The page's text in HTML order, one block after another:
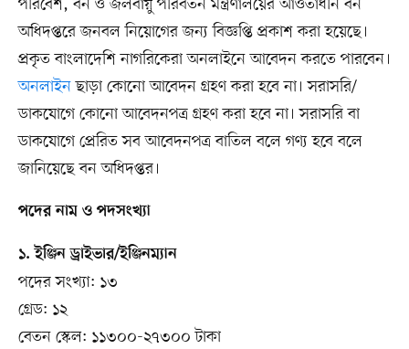
অধিদপ্তরে জনবল নিয়োগের জন্য বিজ্ঞপ্তি প্রকাশ করা হয়েছে।
প্রকৃত বাংলাদেশি নাগরিকেরা অনলাইনে আবেদন করতে পারবেন।
অনলাইনছাড়া কোনো আবেদন গ্রহণ করা হবে না। সরাসরি/
ডাকযোগে কোনো আবেদনপত্র গ্রহণ করা হবে না। সরাসরি বা
ডাকযোগে প্রেরিত সব আবেদনপত্র বাতিল বলে গণ্য হবে বলে
জানিয়েছে বন অধিদপ্তর।
পদের নাম ও পদসংখ্যা
১. ইঞ্জিন ড্রাইভার/ইঞ্জিনম্যান
পদের সংখ্যা: ১৩
গ্রেড: ১২
বেতন স্কেল: ১১৩০০-২৭৩০০ টাকা